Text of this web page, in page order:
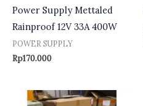
Power Supply Mettaled
Rainproof 12V 33A 400W
POWER SUPPLY
Rp170.000